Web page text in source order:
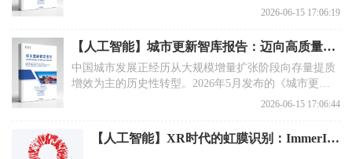
化城市功能、提升人居品质成为城市建设的核心主线。
2026-06-15 17:06:19
【人工智能】城市更新智库报告：迈向高质量存量时代的制度创新与路径选择
中国城市发展正经历从大规模增量扩张阶段向存量提质
增效为主的历史性转型。2026年5月发布的《城市更新
“十五五”规划》标志着城市更新从部门推动上升为国家
+政策工具”的双轮驱动格局。
2026-06-15 17:06:44
【人工智能】XR时代的虹膜识别：ImmerIris如何终结归一化范式